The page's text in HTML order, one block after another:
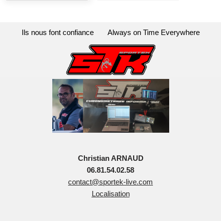
Ils nous font confiance Always on Time Everywhere
Christian ARNAUD
06.81.54.02.58
contact@sportek-live.com
Localisation